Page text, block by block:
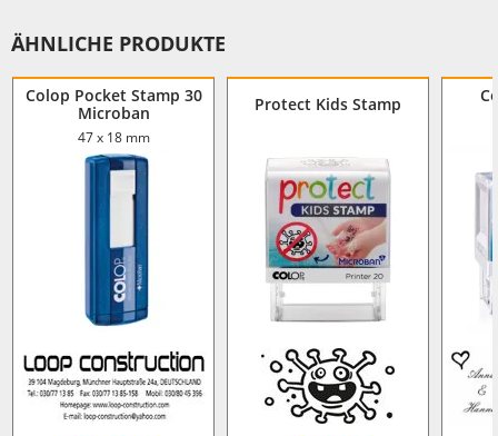
ÄHNLICHE PRODUKTE
Colop Pocket Stamp 30
Microban
47 x 18 mm
Protect Kids Stamp